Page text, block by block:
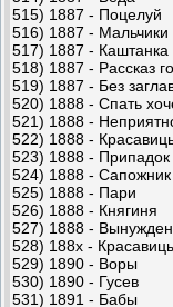
515) 1887 - Поцелуй
516) 1887 - Мальчики
517) 1887 - Каштанка
518) 1887 - Рассказ
519) 1887 - Без
520) 1888 - Спать
521) 1888 -
522) 1888 -
523) 1888 - Припадок
524) 1888 - Сапожник
525) 1888 - Пари
526) 1888 - Княгиня
527) 1888 -
528) 188х -
529) 1890 - Воры
530) 1890 - Гусев
531) 1891 - Бабы